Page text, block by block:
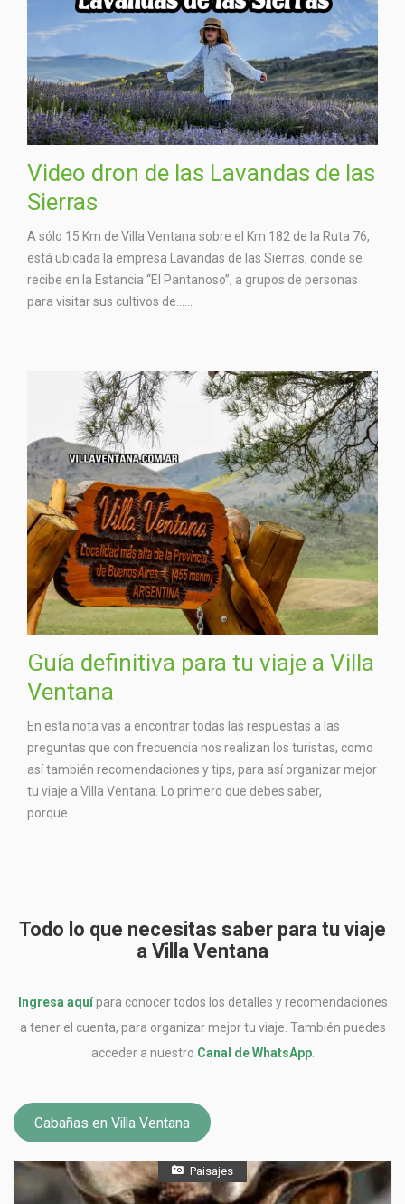
Video dron de las Lavandas de las
Sierras
A sólo 15 Km de Villa Ventana sobre el Km 182 de la Ruta 76,
está ubicada la empresa Lavandas de las Sierras, donde se
recibe en la Estancia “El Pantanoso”, a grupos de personas
para visitar sus cultivos de…...
Guía definitiva para tu viaje a Villa
Ventana
En esta nota vas a encontrar todas las respuestas a las
preguntas que con frecuencia nos realizan los turistas, como
así también recomendaciones y tips, para así organizar mejor
tu viaje a Villa Ventana. Lo primero que debes saber,
porque…...
Todo lo que necesitas saber para tu viaje
a Villa Ventana
Ingresa aquípara conocer todos los detalles y recomendaciones
a tener el cuenta, para organizar mejor tu viaje. También puedes
acceder a nuestro Canal de WhatsApp.
Cabañas en Villa Ventana
Paisajes